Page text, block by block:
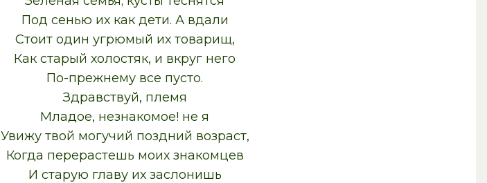
Под сенью их как дети. А вдали
Стоит один угрюмый их товарищ,
Как старый холостяк, и вкруг него
По-прежнему все пусто.
Здравствуй, племя
Младое, незнакомое! не я
Увижу твой могучий поздний возраст,
Когда перерастешь моих знакомцев
И старую главу их заслонишь